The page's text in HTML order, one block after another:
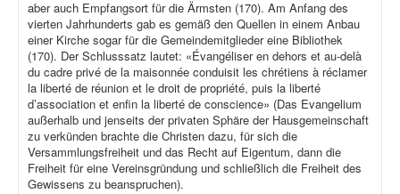
aber auch Empfangsort für die Ärmsten (170). Am Anfang des
vierten Jahrhunderts gab es gemäß den Quellen in einem Anbau
einer Kirche sogar für die Gemeindemitglieder eine Bibliothek
(170). Der Schlusssatz lautet: «Évangéliser en dehors et au-delà
du cadre privé de la maisonnée conduisit les chrétiens à réclamer
la liberté de réunion et le droit de propriété, puis la liberté
d’association et enfin la liberté de conscience» (Das Evangelium
außerhalb und jenseits der privaten Sphäre der Hausgemeinschaft
zu verkünden brachte die Christen dazu, für sich die
Versammlungsfreiheit und das Recht auf Eigentum, dann die
Freiheit für eine Vereinsgründung und schließlich die Freiheit des
Gewissens zu beanspruchen).